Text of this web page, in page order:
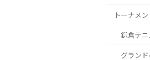
トーナメ
鎌倉テ
グラン